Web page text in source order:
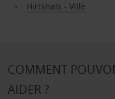
Hirtshals - Ville
COMMENT
AIDER ?